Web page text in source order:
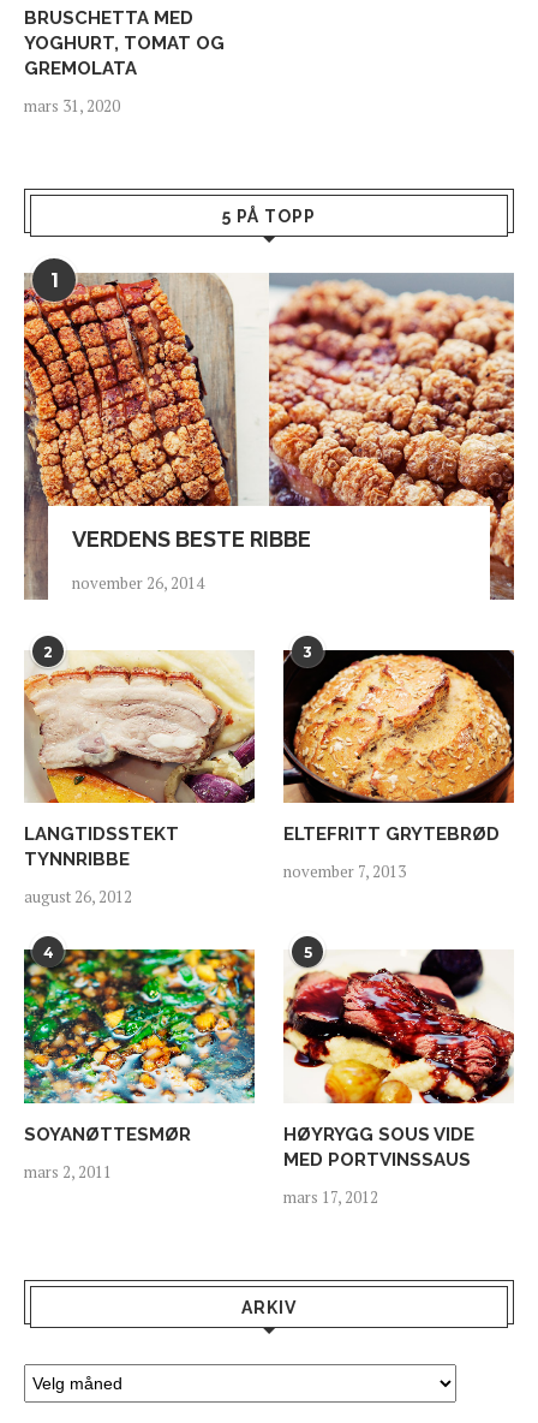
BRUSCHETTA MED
YOGHURT, TOMAT OG
GREMOLATA
mars 31, 2020
5 PÅ TOPP
1
VERDENS BESTE RIBBE
november 26, 2014
2
LANGTIDSSTEKT
TYNNRIBBE
august 26, 2012
3
ELTEFRITT GRYTEBRØD
november 7, 2013
4
SOYANØTTESMØR
mars 2, 2011
5
HØYRYGG SOUS VIDE
MED PORTVINSSAUS
mars 17, 2012
ARKIV